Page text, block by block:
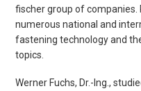
fischer group of
numerous national and
fastening technology and
topics.
Werner Fuchs, Dr.-Ing.,